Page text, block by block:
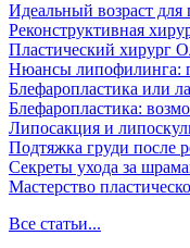
Идеальный возраст для
Реконструктивная
Пластический хирург
Нюансы липофилинга:
Блефаропластика или
Блефаропластика:
Липосакция и
Подтяжка груди после
Секреты ухода за
Мастерство
Все статьи...